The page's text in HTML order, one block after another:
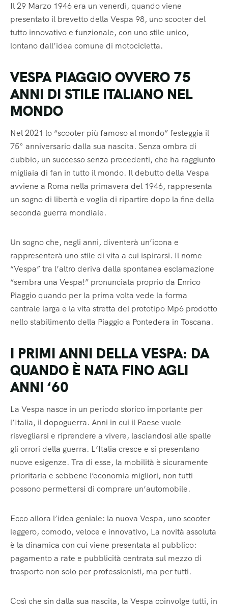
Il 29 Marzo 1946 era un venerdì, quando viene
presentato il brevetto della Vespa 98, uno scooter del
tutto innovativo e funzionale, con uno stile unico,
lontano dall’idea comune di motocicletta.
VESPA PIAGGIO OVVERO 75
ANNI DI STILE ITALIANO NEL
MONDO
Nel 2021 lo “scooter più famoso al mondo” festeggia il
75° anniversario dalla sua nascita. Senza ombra di
dubbio, un successo senza precedenti, che ha raggiunto
migliaia di fan in tutto il mondo. Il debutto della Vespa
avviene a Roma nella primavera del 1946, rappresenta
un sogno di libertà e voglia di ripartire dopo la fine della
seconda guerra mondiale.
Un sogno che, negli anni, diventerà un’icona e
rappresenterà uno stile di vita a cui ispirarsi. Il nome
“Vespa” tra l’altro deriva dalla spontanea esclamazione
“sembra una Vespa!” pronunciata proprio da Enrico
Piaggio quando per la prima volta vede la forma
centrale larga e la vita stretta del prototipo Mp6 prodotto
nello stabilimento della Piaggio a Pontedera in Toscana.
I PRIMI ANNI DELLA VESPA: DA
QUANDO È NATA FINO AGLI
ANNI ‘60
La Vespa nasce in un periodo storico importante per
l’Italia, il dopoguerra. Anni in cui il Paese vuole
risvegliarsi e riprendere a vivere, lasciandosi alle spalle
gli orrori della guerra. L’Italia cresce e si presentano
nuove esigenze. Tra di esse, la mobilità è sicuramente
prioritaria e sebbene l’economia migliori, non tutti
possono permettersi di comprare un’automobile.
Ecco allora l’idea geniale: la nuova Vespa, uno scooter
leggero, comodo, veloce e innovativo, La novità assoluta
è la dinamica con cui viene presentata al pubblico:
pagamento a rate e pubblicità centrata sul mezzo di
trasporto non solo per professionisti, ma per tutti.
Così che sin dalla sua nascita, la Vespa coinvolge tutti, in